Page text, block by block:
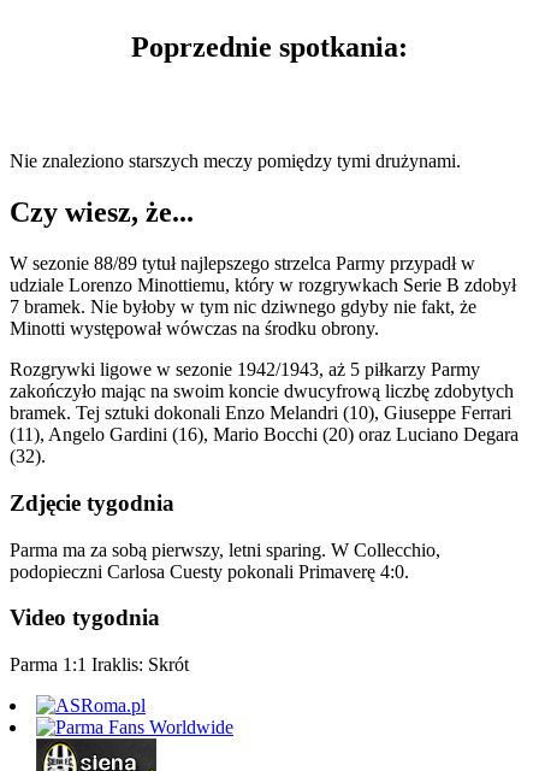
Poprzednie spotkania:
Nie znaleziono starszych meczy pomiędzy tymi drużynami.
Czy wiesz, że...
W sezonie 88/89 tytuł najlepszego strzelca Parmy przypadł w
udziale Lorenzo Minottiemu, który w rozgrywkach Serie B zdobył
7 bramek. Nie byłoby w tym nic dziwnego gdyby nie fakt, że
Minotti występował wówczas na środku obrony.
Rozgrywki ligowe w sezonie 1942/1943, aż 5 piłkarzy Parmy
zakończyło mając na swoim koncie dwucyfrową liczbę zdobytych
bramek. Tej sztuki dokonali Enzo Melandri (10), Giuseppe Ferrari
(11), Angelo Gardini (16), Mario Bocchi (20) oraz Luciano Degara
(32).
Zdjęcie tygodnia
Parma ma za sobą pierwszy, letni sparing. W Collecchio,
podopieczni Carlosa Cuesty pokonali Primaverę 4:0.
Video tygodnia
Parma 1:1 Iraklis: Skrót